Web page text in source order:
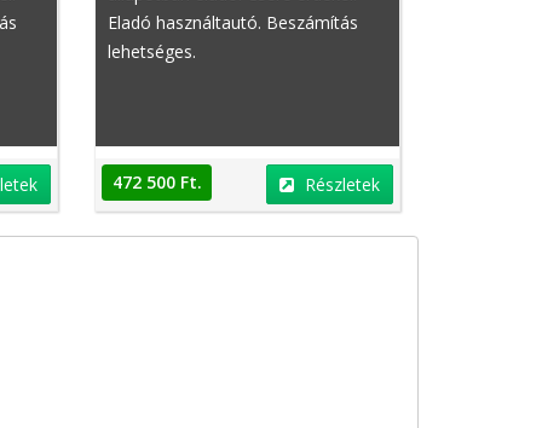
Eladó használtautó. Beszámítás
lehetséges.
472 500 Ft. Részletek